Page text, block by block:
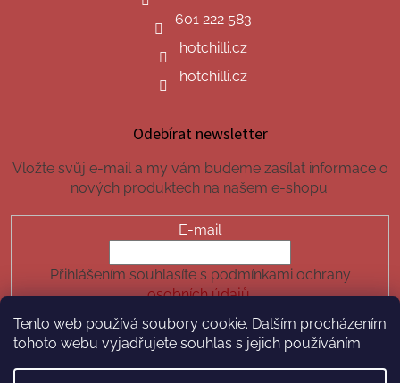
Tento web používá soubory cookie. Dalším procházením
tohoto webu vyjadřujete souhlas s jejich používáním.
601 222 583
hotchilli.cz
hotchilli.cz
Odebírat newsletter
Vložte svůj e-mail a my vám budeme zasílat informace o
nových produktech na našem e-shopu.
E-mail
Přihlášením souhlasíte s podmínkami ochrany
osobních údajů.
PŘIHLÁSIT SE